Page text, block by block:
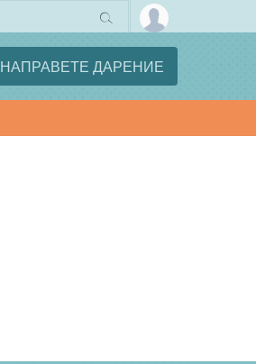
НАПРАВЕТЕ ДАРЕНИЕ